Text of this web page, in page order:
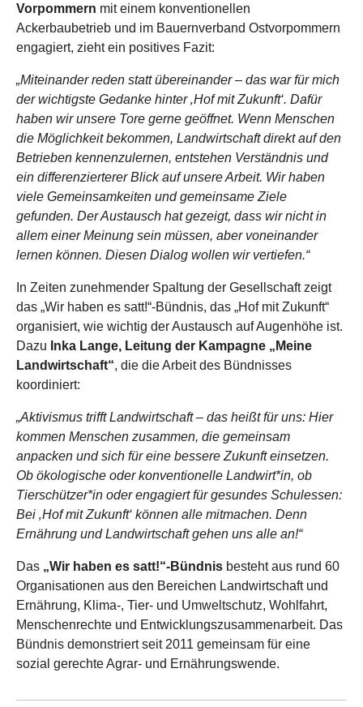
Vorpommern mit einem konventionellen
Ackerbaubetrieb und im Bauernverband Ostvorpommern
engagiert, zieht ein positives Fazit:
„Miteinander reden statt übereinander – das war für mich
der wichtigste Gedanke hinter ‚Hof mit Zukunft‘. Dafür
haben wir unsere Tore gerne geöffnet. Wenn Menschen
die Möglichkeit bekommen, Landwirtschaft direkt auf den
Betrieben kennenzulernen, entstehen Verständnis und
ein differenzierterer Blick auf unsere Arbeit. Wir haben
viele Gemeinsamkeiten und gemeinsame Ziele
gefunden. Der Austausch hat gezeigt, dass wir nicht in
allem einer Meinung sein müssen, aber voneinander
lernen können. Diesen Dialog wollen wir vertiefen.“
In Zeiten zunehmender Spaltung der Gesellschaft zeigt
das „Wir haben es satt!“-Bündnis, das „Hof mit Zukunft“
organisiert, wie wichtig der Austausch auf Augenhöhe ist.
Dazu Inka Lange, Leitung der Kampagne „Meine
Landwirtschaft“, die die Arbeit des Bündnisses
koordiniert:
„Aktivismus trifft Landwirtschaft – das heißt für uns: Hier
kommen Menschen zusammen, die gemeinsam
anpacken und sich für eine bessere Zukunft einsetzen.
Ob ökologische oder konventionelle Landwirt*in, ob
Tierschützer*in oder engagiert für gesundes Schulessen:
Bei ‚Hof mit Zukunft‘ können alle mitmachen. Denn
Ernährung und Landwirtschaft gehen uns alle an!“
Das „Wir haben es satt!“-Bündnis besteht aus rund 60
Organisationen aus den Bereichen Landwirtschaft und
Ernährung, Klima-, Tier- und Umweltschutz, Wohlfahrt,
Menschenrechte und Entwicklungszusammenarbeit. Das
Bündnis demonstriert seit 2011 gemeinsam für eine
sozial gerechte Agrar- und Ernährungswende.